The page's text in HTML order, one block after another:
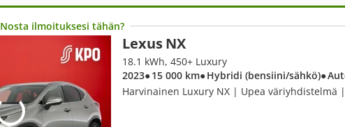
Nosta ilmoituksesi tähän?
Lexus NX
18.1 kWh, 450+ Luxury
2023● 15 000 km● Hybridi (bensiini/sähkö)●
Harvinainen Luxury NX | Upea